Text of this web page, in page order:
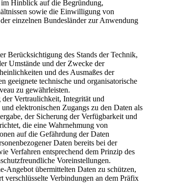
Hinblick auf die Begründung,
sowie die Einwilligung von
einzelnen Bundesländer zur Anwendung
Berücksichtigung des Stands der Technik,
Umstände und der Zwecke der
und des Ausmaßes der
geeignete technische und organisatorische
zu gewährleisten.
der Vertraulichkeit, Integrität und
elektronischen Zugangs zu den Daten als
der Sicherung der Verfügbarkeit und
die eine Wahrnehmung von
auf die Gefährdung der Daten
Daten bereits bei der
Verfahren entsprechend dem Prinzip des
Voreinstellungen.
Angebot übermittelten Daten zu schützen,
verschlüsselte Verbindungen an dem Präfix